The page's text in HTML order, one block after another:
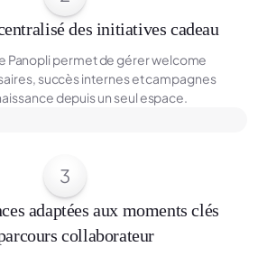
des initiatives cadeau
Panopli permet de gérer welcome
succès internes et campagnes
depuis un seul espace.
3
adaptées aux moments clés
collaborateur